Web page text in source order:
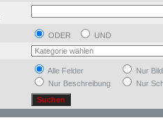
ODER
UND
Alle Felder
Nur
Nur Beschreibung
Nur